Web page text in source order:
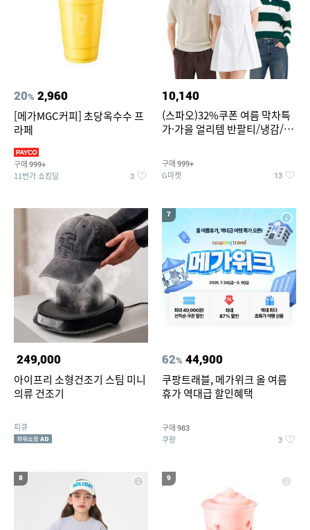
20% 2,960
[메가MGC커피] 초당옥수수 프
라페
구매 999+
11번가 쇼킹딜 3
10,140
(스파오)32%쿠폰 여름 막차특
가·가을 얼리템 반팔티/냉감/반
건 외 ~74%OFF
구매 999+
G마켓 13
249,000
아이프리 소형건조기 스팀 미니
의류 건조기
피큐
7
62% 44,900
쿠팡트래블, 메가위크 올 여름
휴가 역대급 할인혜택
구매 983
쿠팡 3
8 9